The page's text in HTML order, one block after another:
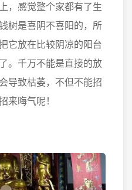
，感觉整个家都有了生
树是喜阴不喜阳的，所
它放在比较阴凉的阳台
。千万不能是直接的放
导致枯萎，不但不能招
来晦气呢！